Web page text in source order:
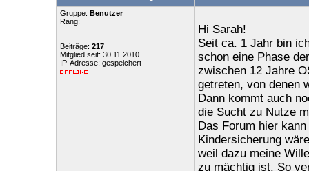
Gruppe: Benutzer
Rang:
Beiträge: 217
Mitglied seit: 30.11.2010
IP-Adresse: gespeichert
Hi Sarah!
Seit ca. 1 Jahr bin
schon eine Phase
zwischen 12 Jahre
getreten, von denen
Dann kommt auch
die Sucht zu Nutze
Das Forum hier
Kindersicherung
weil dazu meine
zu mächtig ist. So